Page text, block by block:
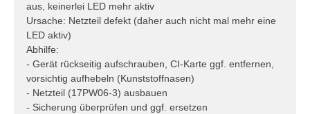
aus, keinerlei LED mehr aktiv
Ursache: Netzteil defekt (daher auch nicht mal mehr eine
LED aktiv)
Abhilfe:
- Gerät rückseitig aufschrauben, CI-Karte ggf. entfernen,
vorsichtig aufhebeln (Kunststoffnasen)
- Netzteil (17PW06-3) ausbauen
- Sicherung überprüfen und ggf. ersetzen